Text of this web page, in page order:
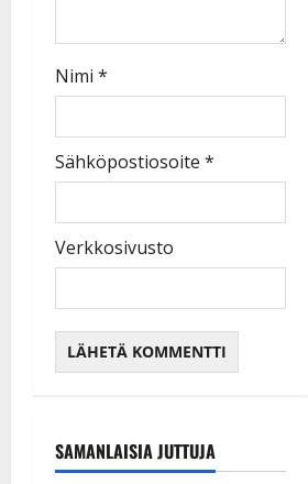
Nimi *
Sähköpostiosoite *
Verkkosivusto
SAMANLAISIA JUTTUJA